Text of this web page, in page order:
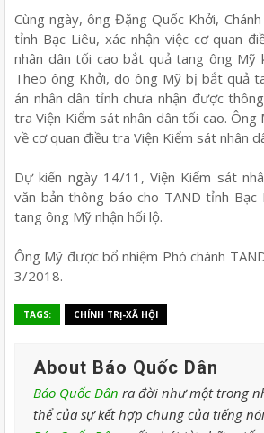
Cùng ngày, ông Đặng Quốc Khởi,
tỉnh Bạc Liêu, xác nhận việc cơ quan
nhân dân tối cao bắt quả tang ông Mỹ
Theo ông Khởi, do ông Mỹ bị bắt quả
án nhân dân tỉnh chưa nhận được
tra Viện Kiểm sát nhân dân tối cao. Ông
về cơ quan điều tra Viện Kiểm sát nhân
Dự kiến ngày 14/11, Viện Kiểm sát
văn bản thông báo cho TAND tỉnh Bạc
tang ông Mỹ nhận hối lộ.
Ông Mỹ được bổ nhiệm Phó chánh
3/2018.
TAGS: CHÍNH TRỊ-XÃ HỘI
About Báo Quốc Dân
Báo Quốc Dân ra đời như một trong
thể của sự kết hợp chung của tiếng